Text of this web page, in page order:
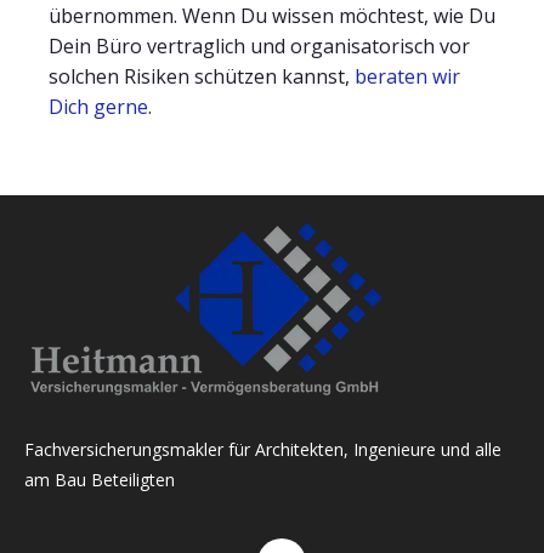
übernommen. Wenn Du wissen möchtest, wie Du
Dein Büro vertraglich und organisatorisch vor
solchen Risiken schützen kannst, beraten wir
Dich gerne.
Fachversicherungsmakler für Architekten, Ingenieure und alle
am Bau Beteiligten